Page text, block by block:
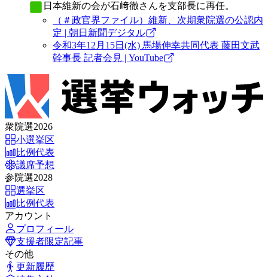
日本維新の会が石﨑徹さんを支部長に再任。
（＃政官界ファイル）維新、次期衆院選の公認内
定 | 朝日新聞デジタル
令和3年12月15日(水) 馬場伸幸共同代表 藤田文武
幹事長 記者会見 | YouTube
衆院選2026
小選挙区
比例代表
議席予想
参院選2028
選挙区
比例代表
アカウント
プロフィール
支援者限定記事
その他
更新履歴